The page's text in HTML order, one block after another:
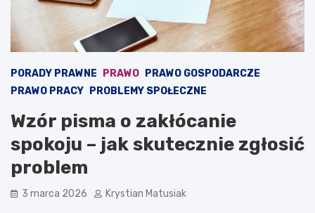
PORADY PRAWNE PRAWO
PRAWO GOSPODARCZE
PRAWO PRACY
PROBLEMY SPOŁECZNE
Wzór pisma o zakłócanie
spokoju – jak skutecznie zgłosić
problem
3 marca 2026 Krystian Matusiak